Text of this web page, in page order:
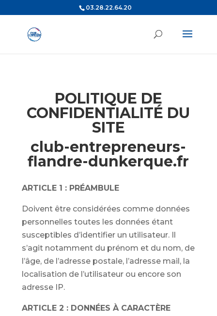
03.28.22.64.20
POLITIQUE DE
CONFIDENTIALITÉ DU
SITE
club-entrepreneurs-
flandre-dunkerque.fr
ARTICLE 1 : PRÉAMBULE
Doivent être considérées comme données
personnelles toutes les données étant
susceptibles d’identifier un utilisateur. Il
s’agit notamment du prénom et du nom, de
l’âge, de l’adresse postale, l’adresse mail, la
localisation de l’utilisateur ou encore son
adresse IP.
ARTICLE 2 : DONNÉES À CARACTÈRE